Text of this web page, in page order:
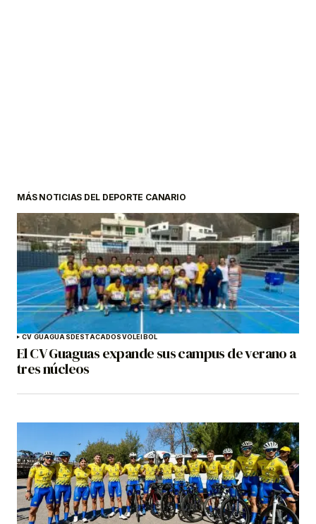
MÁS NOTICIAS DEL DEPORTE CANARIO
CV GUAGUASDESTACADOSVOLEIBOL
El CV Guaguas expande sus campus de verano a
tres núcleos